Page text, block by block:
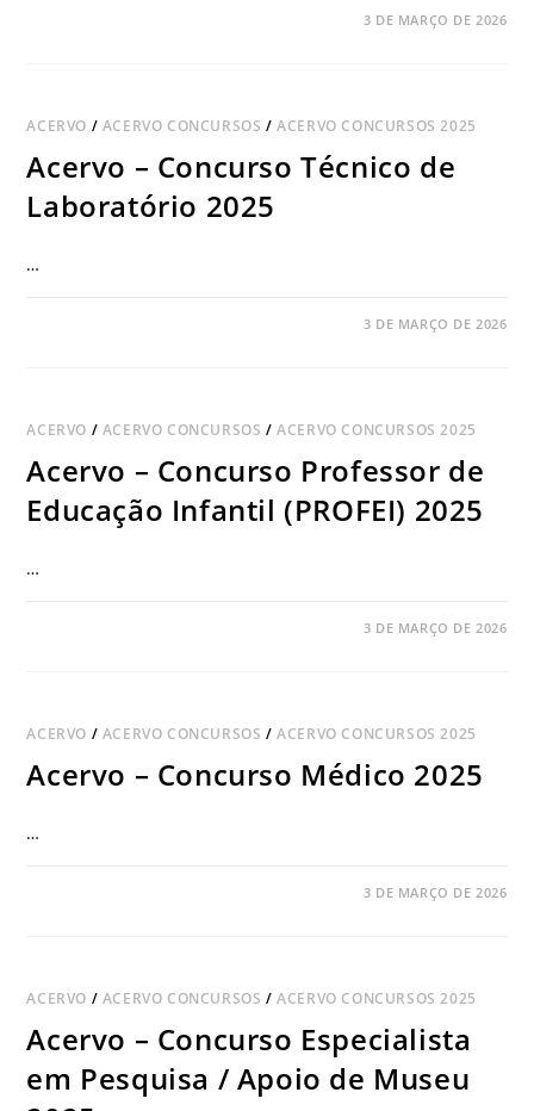
3 DE MARÇO DE 2026
ACERVO / ACERVO CONCURSOS /ACERVO CONCURSOS 2025
Acervo – Concurso Técnico de
Laboratório 2025
…
3 DE MARÇO DE 2026
ACERVO / ACERVO CONCURSOS /ACERVO CONCURSOS 2025
Acervo – Concurso Professor de
Educação Infantil (PROFEI) 2025
…
3 DE MARÇO DE 2026
ACERVO / ACERVO CONCURSOS /ACERVO CONCURSOS 2025
Acervo – Concurso Médico 2025
…
3 DE MARÇO DE 2026
ACERVO / ACERVO CONCURSOS /ACERVO CONCURSOS 2025
Acervo – Concurso Especialista
em Pesquisa / Apoio de Museu